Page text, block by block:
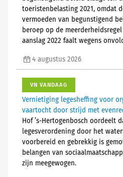
toeristenbelasting 2021, omdat
vermoeden van begunstigend
beroep op de
aanslag 2022 faalt wegens
4 augustus 2026
VN VANDAAG
Vernietiging legesheffing voor
vaartocht door strijd met
Hof ’s-Hertogenbosch oordeelt
legesverordening door het
voorbereid en gebrekkig is
belangen van
zijn meegewogen.